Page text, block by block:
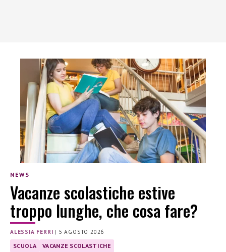
NEWS
Vacanze scolastiche estive
troppo lunghe, che cosa fare?
ALESSIA FERRI | 5 AGOSTO 2026
SCUOLA VACANZE SCOLASTICHE